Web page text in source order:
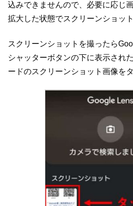
込みできませんので、必要に応じ
拡大した状態でスクリーンショッ
スクリーンショットを撮ったら
シャッターボタンの下に表示され
ードのスクリーンショット画像を